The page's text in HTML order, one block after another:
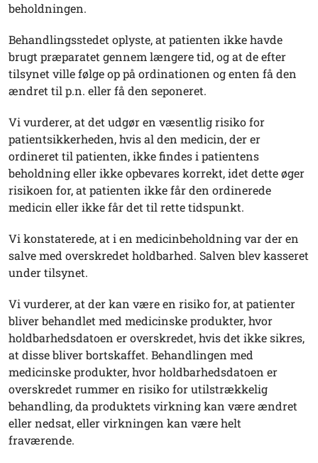
beholdningen.
Behandlingsstedet oplyste, at patienten ikke havde
brugt præparatet gennem længere tid, og at de efter
tilsynet ville følge op på ordinationen og enten få den
ændret til p.n. eller få den seponeret.
Vi vurderer, at det udgør en væsentlig risiko for
patientsikkerheden, hvis al den medicin, der er
ordineret til patienten, ikke findes i patientens
beholdning eller ikke opbevares korrekt, idet dette øger
risikoen for, at patienten ikke får den ordinerede
medicin eller ikke får det til rette tidspunkt.
Vi konstaterede, at i en medicinbeholdning var der en
salve med overskredet holdbarhed. Salven blev kasseret
under tilsynet.
Vi vurderer, at der kan være en risiko for, at patienter
bliver behandlet med medicinske produkter, hvor
holdbarhedsdatoen er overskredet, hvis det ikke sikres,
at disse bliver bortskaffet. Behandlingen med
medicinske produkter, hvor holdbarhedsdatoen er
overskredet rummer en risiko for utilstrækkelig
behandling, da produktets virkning kan være ændret
eller nedsat, eller virkningen kan være helt
fraværende.